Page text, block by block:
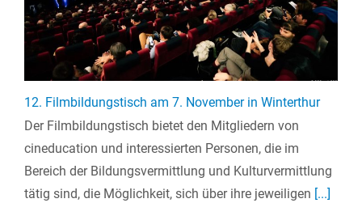
12. Filmbildungstisch am 7. November in Winterthur
Der Filmbildungstisch bietet den Mitgliedern von
cineducation und interessierten Personen, die im
Bereich der Bildungsvermittlung und Kulturvermittlung
tätig sind, die Möglichkeit, sich über ihre jeweiligen [...]